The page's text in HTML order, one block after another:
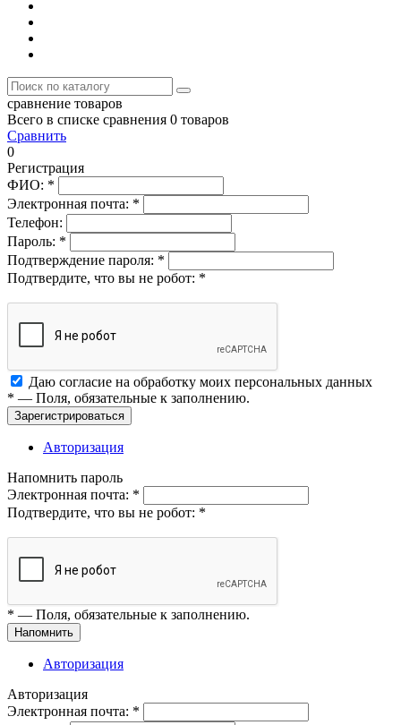
сравнение товаров
Всего в списке сравнения 0 товаров
Сравнить
0
Регистрация
ФИО: *
Электронная почта: *
Телефон:
Пароль: *
Подтверждение пароля: *
Подтвердите, что вы не робот: *
Даю согласие на обработку моих персональных данных
* — Поля, обязательные к заполнению.
Зарегистрироваться
Авторизация
Напомнить пароль
Электронная почта: *
Подтвердите, что вы не робот: *
* — Поля, обязательные к заполнению.
Напомнить
Авторизация
Авторизация
Электронная почта: *